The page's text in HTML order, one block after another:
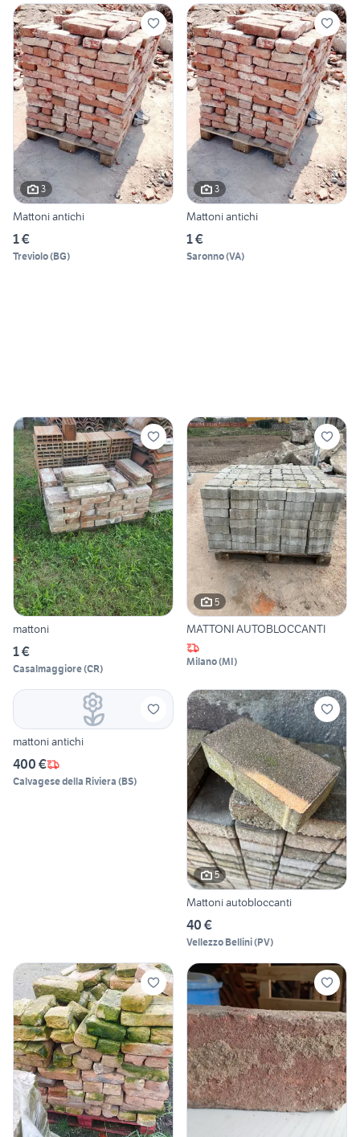
3
Mattoni antichi
1 €
Treviolo(BG)
3
Mattoni antichi
1 €
Saronno(VA)
mattoni
1 €
Casalmaggiore(CR)
5
MATTONI AUTOBLOCCANTI
Milano(MI)
mattoni antichi
400 €
Calvagese della Riviera (BS)
5
Mattoni autobloccanti
40 €
Vellezzo Bellini(PV)